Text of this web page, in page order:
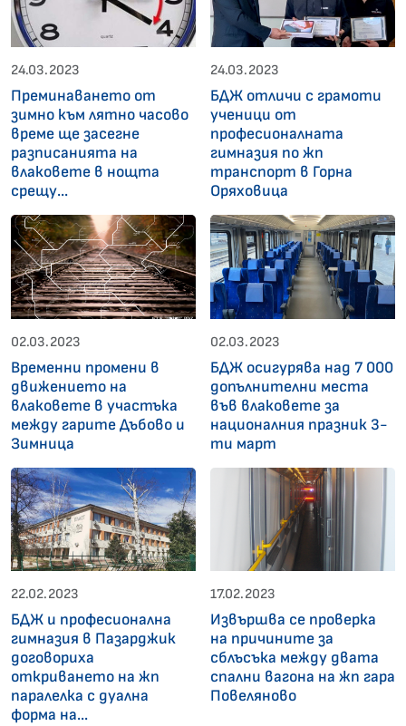
24.03.2023
Преминаването от
зимно към лятно часово
време ще засегне
разписанията на
влаковете в нощта
срещу...
24.03.2023
БДЖ отличи с грамоти
ученици от
професионалната
гимназия по жп
транспорт в Горна
Оряховица
02.03.2023
Временни промени в
движението на
влаковете в участъка
между гарите Дъбово и
Зимница
02.03.2023
БДЖ осигурява над 7 000
допълнителни места
във влаковете за
националния празник 3-
ти март
22.02.2023
БДЖ и професионална
гимназия в Пазарджик
договориха
откриването на жп
паралелка с дуална
форма на...
17.02.2023
Извършва се проверка
на причините за
сблъсъка между двата
спални вагона на жп гара
Повеляново